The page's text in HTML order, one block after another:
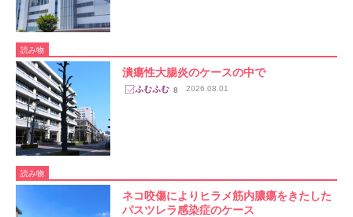
読み物
潰瘍性大腸炎のケースの中で
8 2026.08.01
読み物
ネコ咬傷によりヒラメ筋内膿瘍をきたした
パスツレラ感染症のケース